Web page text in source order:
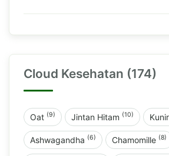
Cloud Kesehatan (174)
Oat (9) Jintan Hitam (10)
Ashwagandha (6) Chamomille (8)